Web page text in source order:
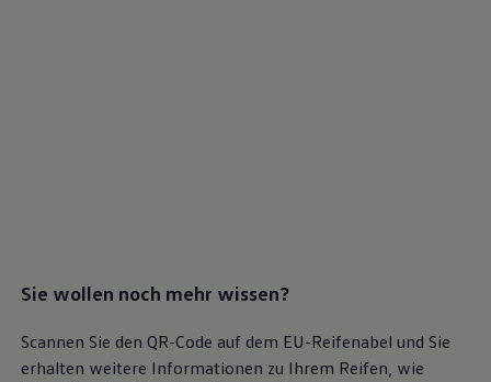
Sie wollen noch mehr wissen?
Scannen Sie den QR-Code auf dem EU-Reifenabel und Sie
erhalten weitere Informationen zu Ihrem Reifen, wie